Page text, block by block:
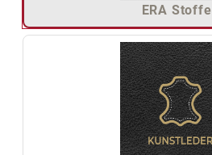
ERA Stoffe